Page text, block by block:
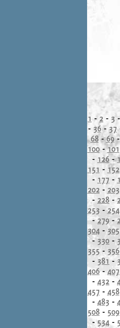
1- 2 - 3 -
- 36- 37
68-69
100-101
- 126 -
151 - 152
- 177 -
202- 203
- 228-
253 -254
-279 -
304-305
-330 -
355- 356
- 381 -
406- 407
- 432 -
457 - 458
- 483 -
508- 509
-534 -